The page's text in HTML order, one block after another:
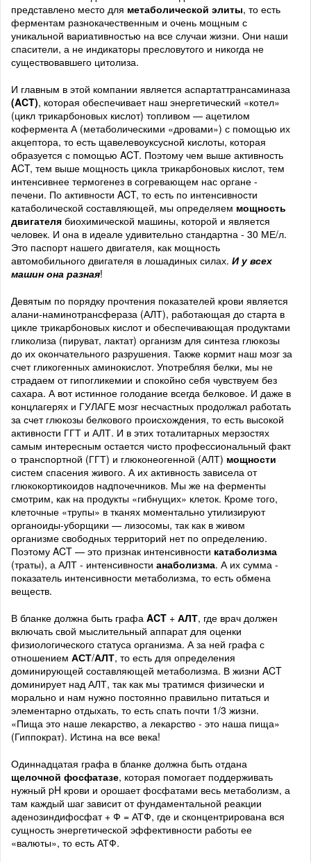
представлено место для метаболической элиты, то есть
ферментам разнокачественным и очень мощным с
уникальной вариативностью на все случаи жизни. Они наши
спасители, а не индикаторы пресловутого и никогда не
существовавшего цитолиза.
И главным в этой компании является аспартаттрансаминаза
(ACT), которая обеспечивает наш энергетический «котел»
(цикл трикарбоновых кислот) топливом — ацетилом
кофермента А (метаболическими «дровами») с помощью их
акцептора, то есть щавелевоуксусной кислоты, которая
образуется с помощью ACT. Поэтому чем выше активность
ACT, тем выше мощность цикла трикарбоновых кислот, тем
интенсивнее термогенез в согревающем нас органе -
печени. По активности ACT, то есть по интенсивности
катаболической составляющей, мы определяем мощность
двигателя биохимической машины, которой и является
человек. И она в идеале удивительно стандартна - 30 МЕ/л.
Это паспорт нашего двигателя, как мощность
автомобильного двигателя в лошадиных силах. И у всех
машин она разная!
Девятым по порядку прочтения показателей крови является
алани-наминотрансфераза (АЛТ), работающая до старта в
цикле трикарбоновых кислот и обеспечивающая продуктами
гликолиза (пируват, лактат) организм для синтеза глюкозы
до их окончательного разрушения. Также кормит наш мозг за
счет гликогенных аминокислот. Употребляя белки, мы не
страдаем от гипогликемии и спокойно себя чувствуем без
сахара. А вот истинное голодание всегда белковое. И даже в
концлагерях и ГУЛАГЕ мозг несчастных продолжал работать
за счет глюкозы белкового происхождения, то есть высокой
активности ГГТ и АЛТ. И в этих тоталитарных мерзостях
самым интересным остается чисто профессиональный факт
о транспортной (ГГТ) и глюконеогенной (АЛТ) мощности
систем спасения живого. А их активность зависела от
глюкокортикоидов надпочечников. Мы же на ферменты
смотрим, как на продукты «гибнущих» клеток. Кроме того,
клеточные «трупы» в тканях моментально утилизируют
органоиды-уборщики — лизосомы, так как в живом
организме свободных территорий нет по определению.
Поэтому ACT — это признак интенсивности катаболизма
(траты), а АЛТ - интенсивности анаболизма. А их сумма -
показатель интенсивности метаболизма, то есть обмена
веществ.
В бланке должна быть графа ACT + АЛТ, где врач должен
включать свой мыслительный аппарат для оценки
физиологического статуса организма. А за ней графа с
отношением АСТ/АЛТ, то есть для определения
доминирующей составляющей метаболизма. В жизни ACT
доминирует над АЛТ, так как мы тратимся физически и
морально и нам нужно постоянно правильно питаться и
элементарно отдыхать, то есть спать почти 1/3 жизни.
«Пища это наше лекарство, а лекарство - это наша пища»
(Гиппократ). Истина на все века!
Одиннадцатая графа в бланке должна быть отдана
щелочной фосфатазе, которая помогает поддерживать
нужный pH крови и орошает фосфатами весь метаболизм, а
там каждый шаг зависит от фундаментальной реакции
аденозиндифосфат + Ф = АТФ, где и сконцентрирована вся
сущность энергетической эффективности работы ее
«валюты», то есть АТФ.